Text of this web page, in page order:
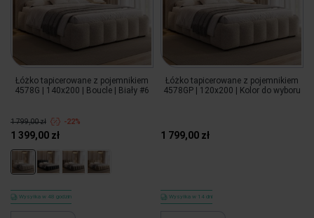
Łóżko tapicerowane z pojemnikiem
4578G | 140x200 | Boucle | Biały #6
1 799,00 zł -22%
1 399,00 zł
Wysyłka w 48 godzin
Łóżko tapicerowane z pojemnikiem
4578GP | 120x200 | Kolor do wyboru
1 799,00 zł
Wysyłka w 14 dni